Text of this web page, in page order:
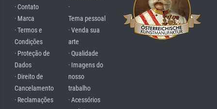
· Contato
· Marca
· Termos e
Condições
· Proteção de
Dados
· Direito de
Cancelamento
· Reclamações
·
Tema pessoal
· Venda sua
arte
· Qualidade
· Imagens do
nosso
trabalho
· Acessórios